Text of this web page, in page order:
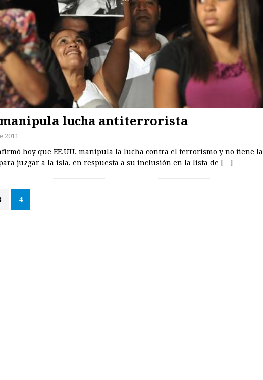
manipula lucha antiterrorista
2011
hoy que EE.UU. manipula la lucha contra el terrorismo y no tiene la
juzgar a la isla, en respuesta a su inclusión en la lista de […]
4